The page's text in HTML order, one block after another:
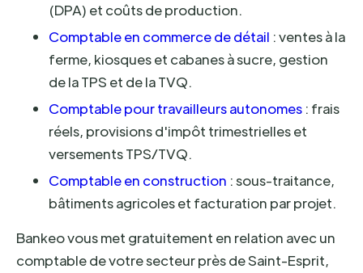
(DPA) et coûts de production.
Comptable en commerce de détail : ventes à la
ferme, kiosques et cabanes à sucre, gestion
de la TPS et de la TVQ.
Comptable pour travailleurs autonomes : frais
réels, provisions d'impôt trimestrielles et
versements TPS/TVQ.
Comptable en construction : sous-traitance,
bâtiments agricoles et facturation par projet.
Bankeo vous met gratuitement en relation avec un
comptable de votre secteur près de Saint-Esprit,